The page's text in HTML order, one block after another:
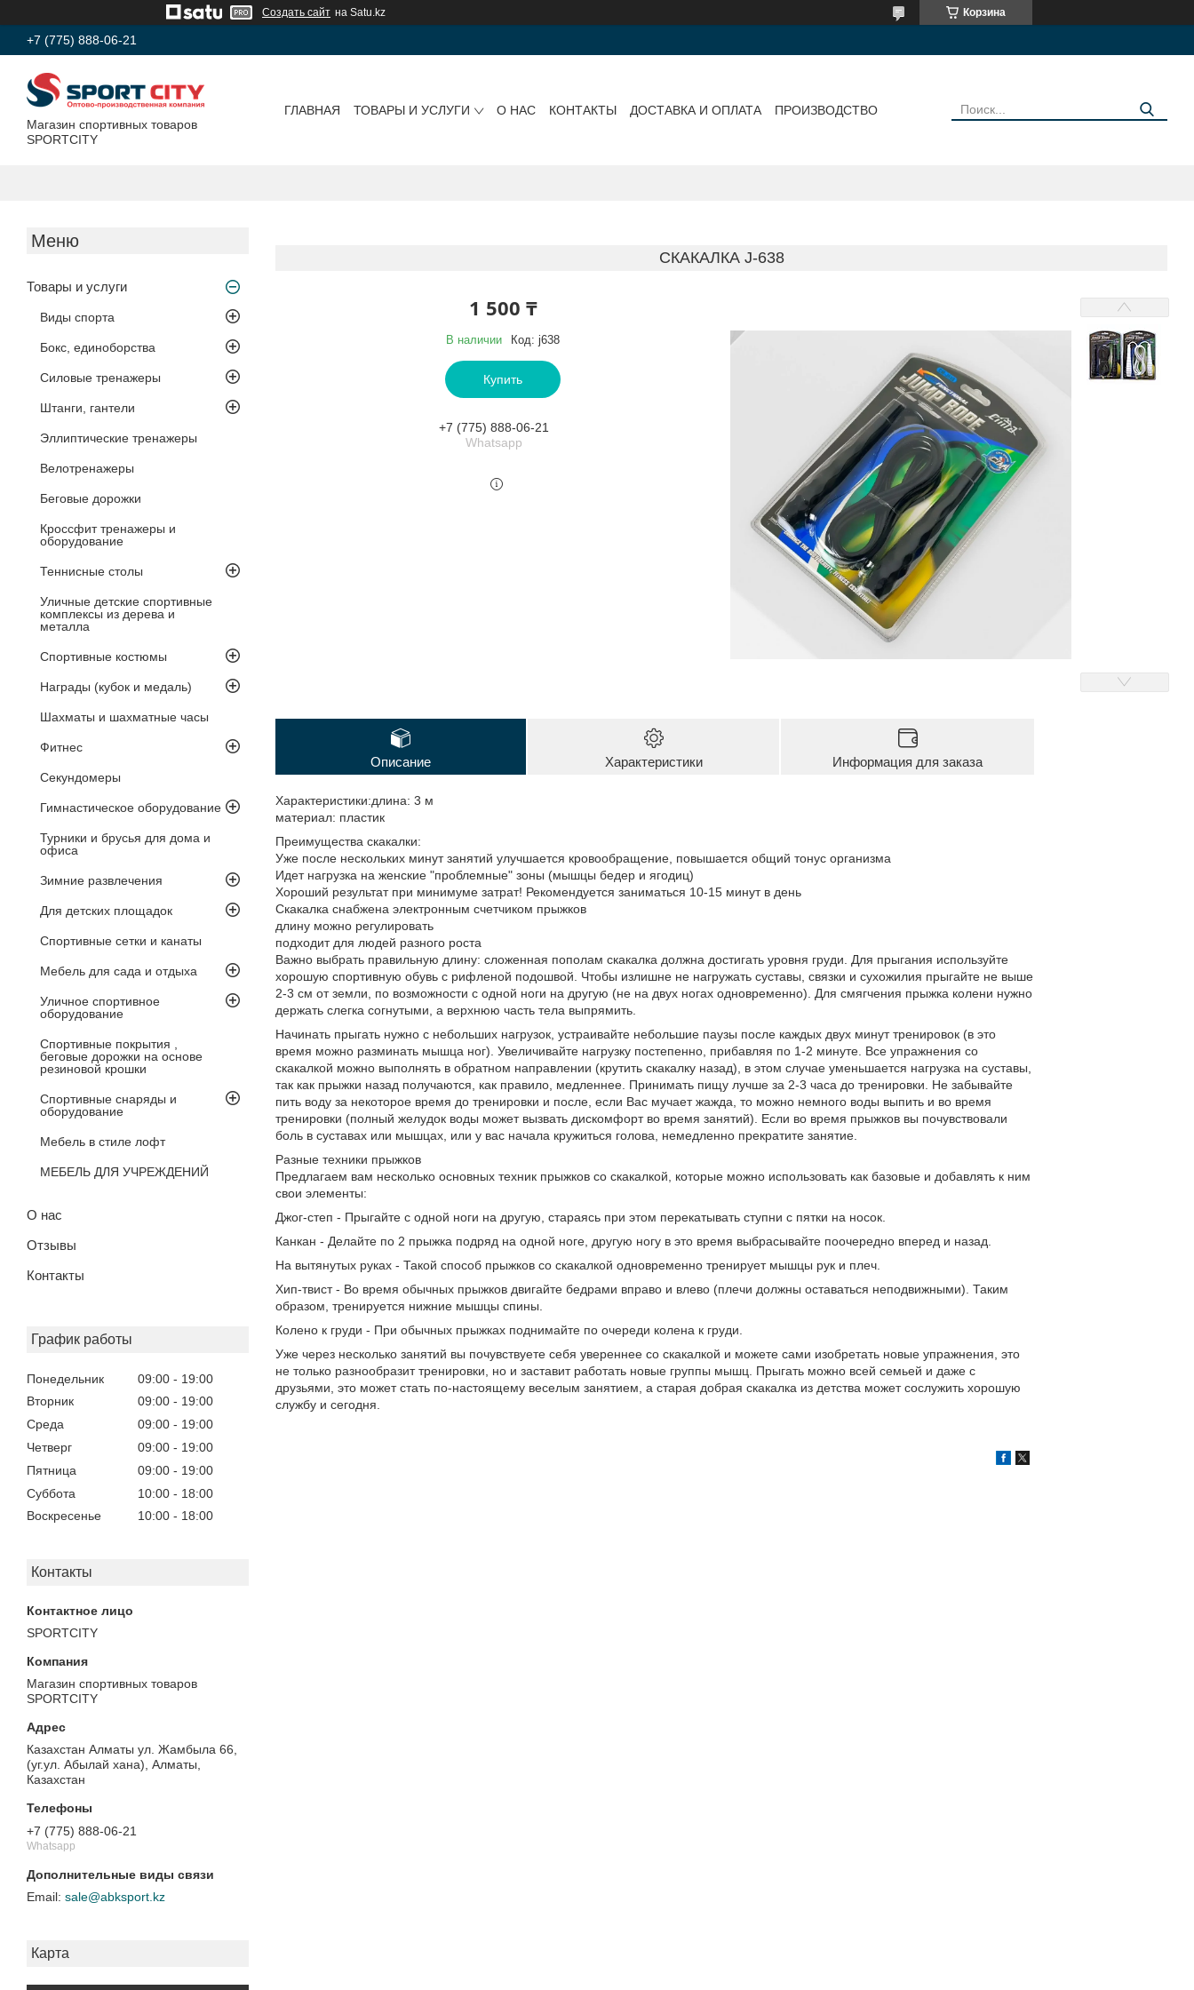
Создать сайт на Satu.kz Корзина
+7 (775) 888-06-21
Магазин спортивных товаров
SPORTCITY
ГЛАВНАЯ ТОВАРЫ И УСЛУГИ О НАС КОНТАКТЫ ДОСТАВКА И ОПЛАТА ПРОИЗВОДСТВО
Товары и услуги
Виды спорта
Бокс, единоборства
Силовые тренажеры
Штанги, гантели
Эллиптические тренажеры
Велотренажеры
Беговые дорожки
Кроссфит тренажеры и
оборудование
Теннисные столы
Уличные детские спортивные
комплексы из дерева и
металла
Спортивные костюмы
Награды (кубок и медаль)
Шахматы и шахматные часы
Фитнес
Секундомеры
Гимнастическое оборудование
Турники и брусья для дома и
офиса
Зимние развлечения
Для детских площадок
Спортивные сетки и канаты
Мебель для сада и отдыха
Уличное спортивное
оборудование
Спортивные покрытия ,
беговые дорожки на основе
резиновой крошки
Спортивные снаряды и
оборудование
Мебель в стиле лофт
МЕБЕЛЬ ДЛЯ УЧРЕЖДЕНИЙ
О нас
Отзывы
Контакты
График работы
Понедельник 09:00
19:00
Вторник
09:00
19:00
Среда
09:00
19:00
Четверг
09:00
19:00
Пятница
09:00
19:00
Суббота
10:00
18:00
Воскресенье
10:00 18:00
Контакты
SPORTCITY
Магазин спортивных товаров
SPORTCITY
Казахстан Алматы ул. Жамбыла 66,
(уг.ул. Абылай хана), Алматы,
Казахстан
+7 (775) 888-06-21
Whatsapp
sale@abksport.kz
Карта
СКАКАЛКА J-638
1 500 ₸
В наличии Код: j638
Купить
+7 (775) 888-06-21
Whatsapp
Описание Характеристики Информация для заказа
Характеристики:длина: 3 м
материал: пластик
Преимущества скакалки:
Уже после нескольких минут занятий улучшается кровообращение, повышается общий тонус организма
Идет нагрузка на женские "проблемные" зоны (мышцы бедер и ягодиц)
Хороший результат при минимуме затрат! Рекомендуется заниматься 10-15 минут в день
Скакалка снабжена электронным счетчиком прыжков
длину можно регулировать
подходит для людей разного роста
Важно выбрать правильную длину: сложенная пополам скакалка должна достигать уровня груди. Для прыгания используйте
хорошую спортивную обувь с рифленой подошвой. Чтобы излишне не нагружать суставы, связки и сухожилия прыгайте не выше
2-3 см от земли, по возможности с одной ноги на другую (не на двух ногах одновременно). Для смягчения прыжка колени нужно
держать слегка согнутыми, а верхнюю часть тела выпрямить.
Начинать прыгать нужно с небольших нагрузок, устраивайте небольшие паузы после каждых двух минут тренировок (в это
время можно разминать мышца ног). Увеличивайте нагрузку постепенно, прибавляя по 1-2 минуте. Все упражнения со
скакалкой можно выполнять в обратном направлении (крутить скакалку назад), в этом случае уменьшается нагрузка на суставы,
так как прыжки назад получаются, как правило, медленнее. Принимать пищу лучше за 2-3 часа до тренировки. Не забывайте
пить воду за некоторое время до тренировки и после, если Вас мучает жажда, то можно немного воды выпить и во время
тренировки (полный желудок воды может вызвать дискомфорт во время занятий). Если во время прыжков вы почувствовали
боль в суставах или мышцах, или у вас начала кружиться голова, немедленно прекратите занятие.
Разные техники прыжков
Предлагаем вам несколько основных техник прыжков со скакалкой, которые можно использовать как базовые и добавлять к ним
свои элементы:
Джог-степ - Прыгайте с одной ноги на другую, стараясь при этом перекатывать ступни с пятки на носок.
Канкан - Делайте по 2 прыжка подряд на одной ноге, другую ногу в это время выбрасывайте поочередно вперед и назад.
На вытянутых руках - Такой способ прыжков со скакалкой одновременно тренирует мышцы рук и плеч.
Хип-твист - Во время обычных прыжков двигайте бедрами вправо и влево (плечи должны оставаться неподвижными). Таким
образом, тренируется нижние мышцы спины.
Колено к груди - При обычных прыжках поднимайте по очереди колена к груди.
Уже через несколько занятий вы почувствуете себя увереннее со скакалкой и можете сами изобретать новые упражнения, это
не только разнообразит тренировки, но и заставит работать новые группы мышц. Прыгать можно всей семьей и даже с
друзьями, это может стать по-настоящему веселым занятием, а старая добрая скакалка из детства может сослужить хорошую
службу и сегодня.